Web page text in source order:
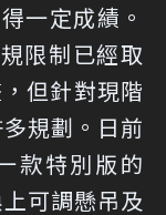
一定成績。
限制已經取
但針對現階
規劃。日前
款特別版的
可調懸吊及